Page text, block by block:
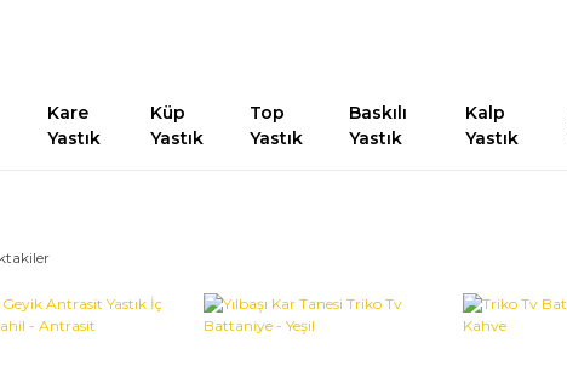
Kare
Yastık
Küp
Yastık
Top
Yastık
Baskılı
Yastık
Kalp
Yastık